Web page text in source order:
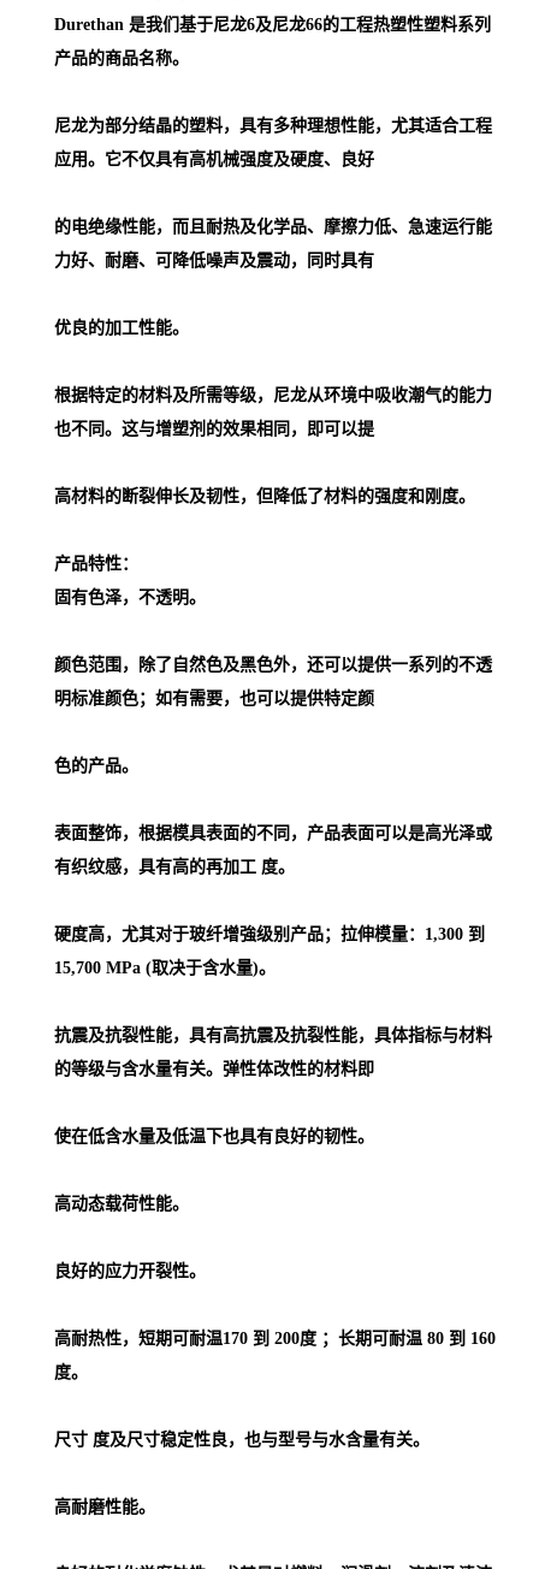
Durethan 是我们基于尼龙6及尼龙66的工程热塑性塑料系列
产品的商品名称。
尼龙为部分结晶的塑料，具有多种理想性能，尤其适合工程
应用。它不仅具有高机械强度及硬度、良好
的电绝缘性能，而且耐热及化学品、摩擦力低、急速运行能
力好、耐磨、可降低噪声及震动，同时具有
优良的加工性能。
根据特定的材料及所需等级，尼龙从环境中吸收潮气的能力
也不同。这与增塑剂的效果相同，即可以提
高材料的断裂伸长及韧性，但降低了材料的强度和刚度。
产品特性：
固有色泽，不透明。
颜色范围，除了自然色及黑色外，还可以提供一系列的不透
明标准颜色；如有需要，也可以提供特定颜
色的产品。
表面整饰，根据模具表面的不同，产品表面可以是高光泽或
有织纹感，具有高的再加工 度。
硬度高，尤其对于玻纤增強级别产品；拉伸模量：1,300 到
15,700 MPa (取决于含水量)。
抗震及抗裂性能，具有高抗震及抗裂性能，具体指标与材料
的等级与含水量有关。弹性体改性的材料即
使在低含水量及低温下也具有良好的韧性。
高动态载荷性能。
良好的应力开裂性。
高耐热性，短期可耐温170 到 200度 ；长期可耐温 80 到 160
度。
尺寸 度及尺寸稳定性良，也与型号与水含量有关。
高耐磨性能。